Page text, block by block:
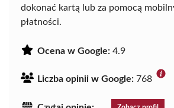
dokonać kartą lub za pomocą
płatności.
Ocena w Google: 4.9
Liczba opinii w Google: 768